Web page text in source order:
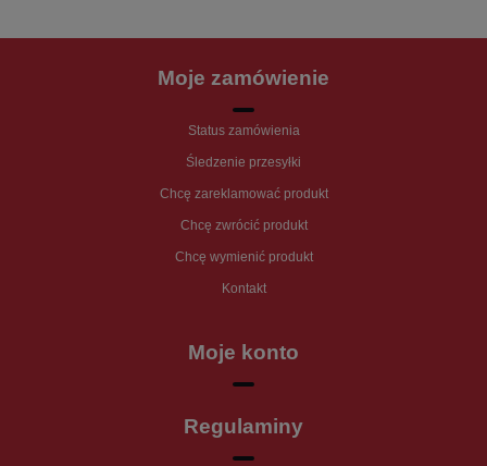
Moje zamówienie
Status zamówienia
Śledzenie przesyłki
Chcę zareklamować produkt
Chcę zwrócić produkt
Chcę wymienić produkt
Kontakt
Moje konto
Regulaminy